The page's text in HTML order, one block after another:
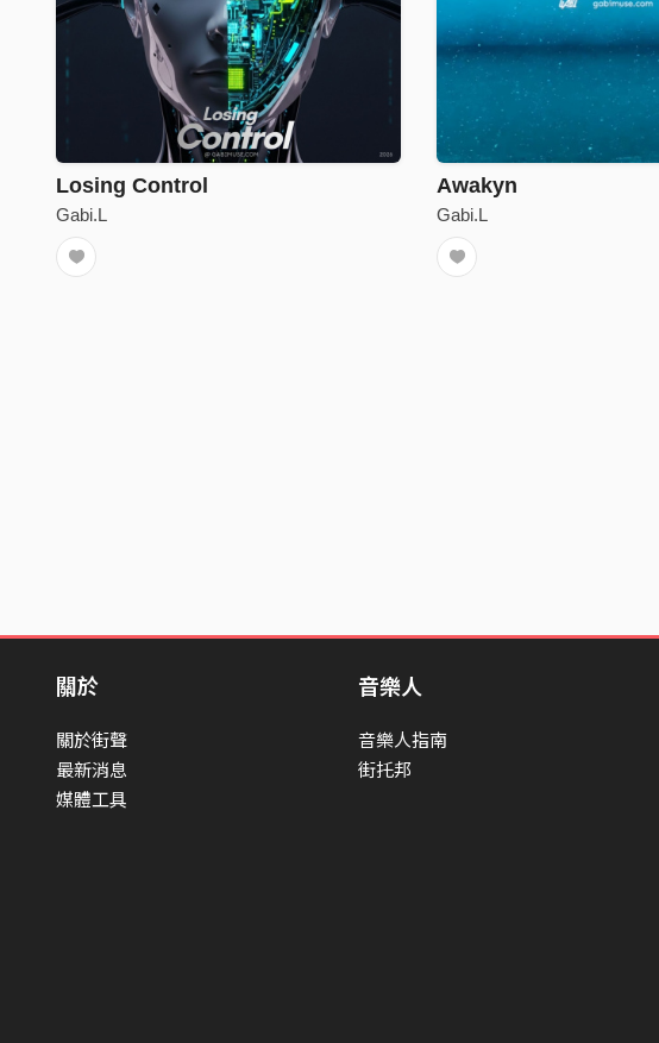
Losing Control
Gabi.L
Awakyn
Gabi.L
關於
關於街聲
最新消息
媒體工具
音樂人
音樂人指南
街托邦